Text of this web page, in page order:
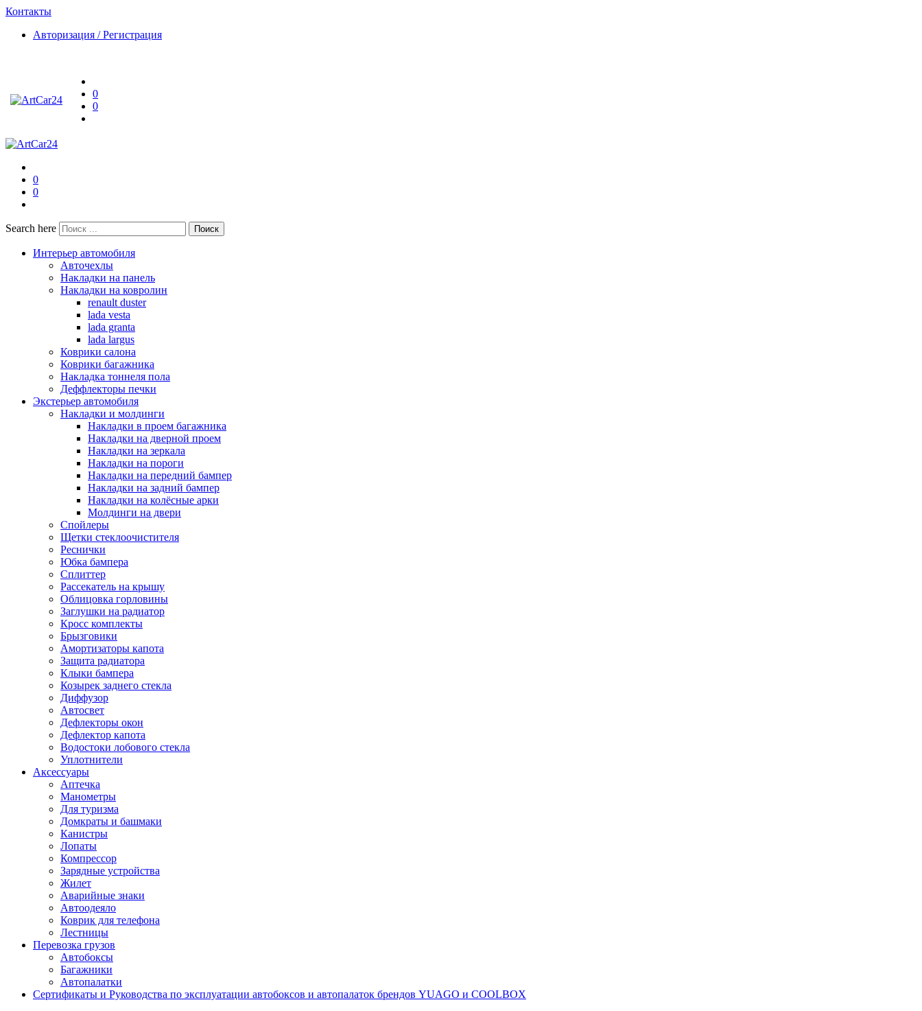
Контакты
Авторизация / Регистрация
0
0
0
0
Search here Поиск
Интерьер автомобиля
Авточехлы
Накладки на панель
Накладки на ковролин
renault duster
lada vesta
lada granta
lada largus
Коврики салона
Коврики багажника
Накладка тоннеля пола
Деффлекторы печки
Экстерьер автомобиля
Накладки и молдинги
Накладки в проем багажника
Накладки на дверной проем
Накладки на зеркала
Накладки на пороги
Накладки на передний бампер
Накладки на задний бампер
Накладки на колёсные арки
Молдинги на двери
Спойлеры
Щетки стеклоочистителя
Реснички
Юбка бампера
Сплиттер
Рассекатель на крышу
Облицовка горловины
Заглушки на радиатор
Кросс комплекты
Брызговики
Амортизаторы капота
Защита радиатора
Клыки бампера
Козырек заднего стекла
Диффузор
Автосвет
Дефлекторы окон
Дефлектор капота
Водостоки лобового стекла
Уплотнители
Аксессуары
Аптечка
Манометры
Для туризма
Домкраты и башмаки
Канистры
Лопаты
Компрессор
Зарядные устройства
Жилет
Аварийные знаки
Автоодеяло
Коврик для телефона
Лестницы
Перевозка грузов
Автобоксы
Багажники
Автопалатки
Сертификаты и Руководства по эксплуатации автобоксов и автопалаток брендов YUAGO и COOLBOX